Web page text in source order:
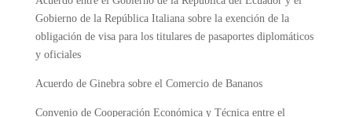
Gobierno de la República Italiana sobre la exención de la
obligación de visa para los titulares de pasaportes diplomáticos
y oficiales
Acuerdo de Ginebra sobre el Comercio de Bananos
Convenio de Cooperación Económica y Técnica entre el